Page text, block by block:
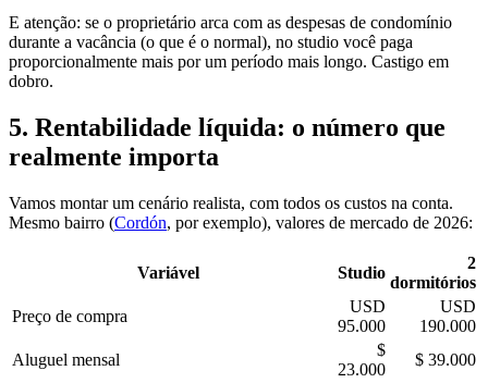
E atenção: se o proprietário arca com as despesas de condomínio
durante a vacância (o que é o normal), no studio você paga
proporcionalmente mais por um período mais longo. Castigo em
dobro.
5. Rentabilidade líquida: o número que
realmente importa
Vamos montar um cenário realista, com todos os custos na conta.
Mesmo bairro (Cordón, por exemplo), valores de mercado de 2026:
Variável Studio
2
dormitórios
Preço de compra
USD
95.000
USD
190.000
Aluguel mensal
$
23.000
$ 39.000